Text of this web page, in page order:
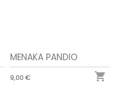
MENAKA PANDIO
9,00 € 